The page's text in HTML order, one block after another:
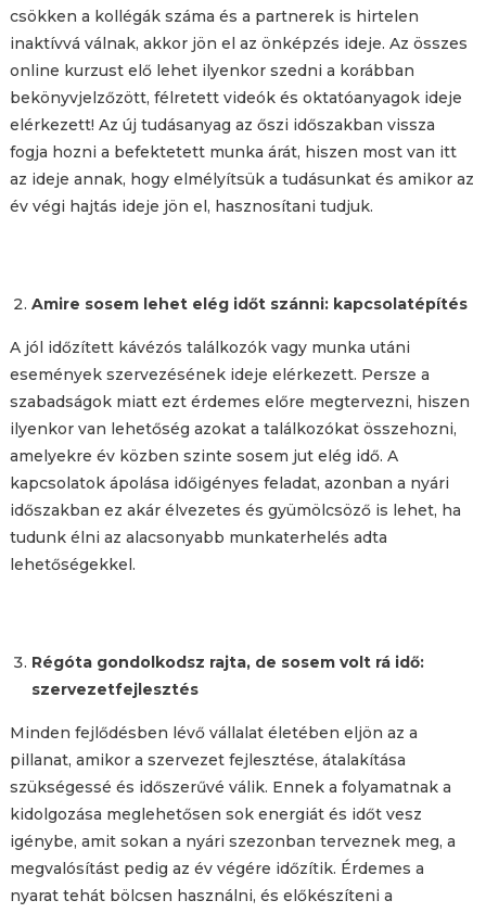
csökken a kollégák száma és a partnerek is hirtelen
inaktívvá válnak, akkor jön el az önképzés ideje. Az összes
online kurzust elő lehet ilyenkor szedni a korábban
bekönyvjelzőzött, félretett videók és oktatóanyagok ideje
elérkezett! Az új tudásanyag az őszi időszakban vissza
fogja hozni a befektetett munka árát, hiszen most van itt
az ideje annak, hogy elmélyítsük a tudásunkat és amikor az
év végi hajtás ideje jön el, hasznosítani tudjuk.
Amire sosem lehet elég időt szánni: kapcsolatépítés
A jól időzített kávézós találkozók vagy munka utáni
események szervezésének ideje elérkezett. Persze a
szabadságok miatt ezt érdemes előre megtervezni, hiszen
ilyenkor van lehetőség azokat a találkozókat összehozni,
amelyekre év közben szinte sosem jut elég idő. A
kapcsolatok ápolása időigényes feladat, azonban a nyári
időszakban ez akár élvezetes és gyümölcsöző is lehet, ha
tudunk élni az alacsonyabb munkaterhelés adta
lehetőségekkel.
Régóta gondolkodsz rajta, de sosem volt rá idő:
szervezetfejlesztés
Minden fejlődésben lévő vállalat életében eljön az a
pillanat, amikor a szervezet fejlesztése, átalakítása
szükségessé és időszerűvé válik. Ennek a folyamatnak a
kidolgozása meglehetősen sok energiát és időt vesz
igénybe, amit sokan a nyári szezonban terveznek meg, a
megvalósítást pedig az év végére időzítik. Érdemes a
nyarat tehát bölcsen használni, és előkészíteni a